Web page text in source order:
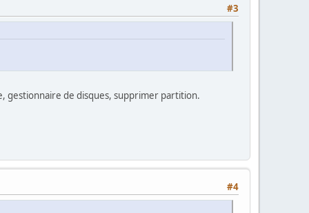
#3
gestionnaire de disques, supprimer partition.
#4